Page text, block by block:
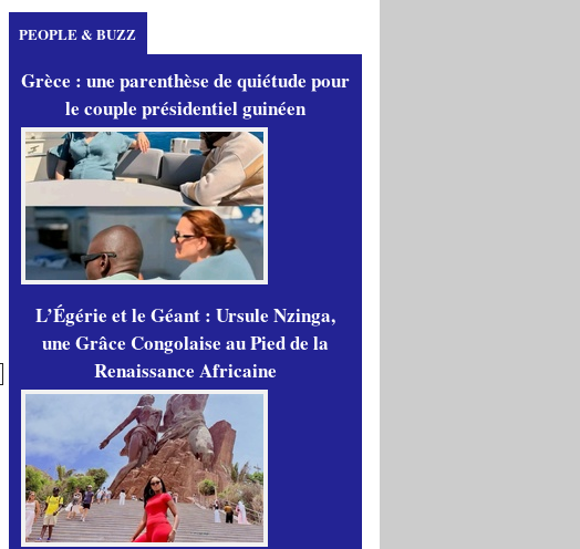
PEOPLE & BUZZ
Grèce : une parenthèse de quiétude pour
le couple présidentiel guinéen
L’Égérie et le Géant : Ursule Nzinga,
une Grâce Congolaise au Pied de la
Renaissance Africaine